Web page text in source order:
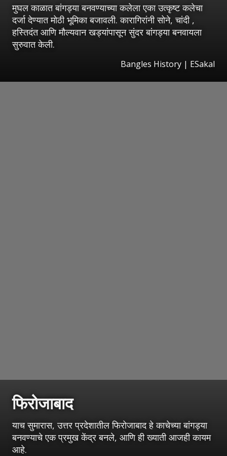
मुघल काळात बांगड्या बनवण्याच्या कलेला एका उत्कृष्ट कलेचा
दर्जा देण्यात मोठी भूमिका बजावली. कारागिरांनी सोने, चांदी ,
हस्तिदंत आणि मौल्यवान खड्यांपासून सुंदर बांगड्या बनवायला
सुरुवात केली.
Bangles History | ESakal
फिरोजाबाद
याच सुमारास, उत्तर प्रदेशातील फिरोजाबाद हे काचेच्या बांगड्या
बनवण्याचे एक प्रमुख केंद्र बनले, आणि ही ख्याती आजही कायम
आहे.